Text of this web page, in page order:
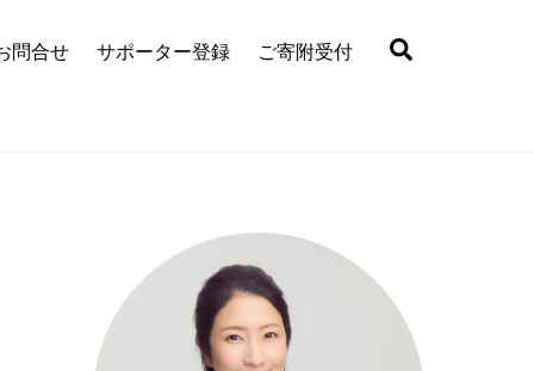
問合せ サポーター登録 ご寄附受付